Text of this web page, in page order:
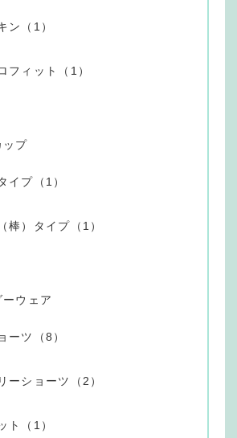
ン（1）
フィット（1）
ップ
イプ（1）
棒）タイプ（1）
ーウェア
ーツ（8）
ーショーツ（2）
ト（1）